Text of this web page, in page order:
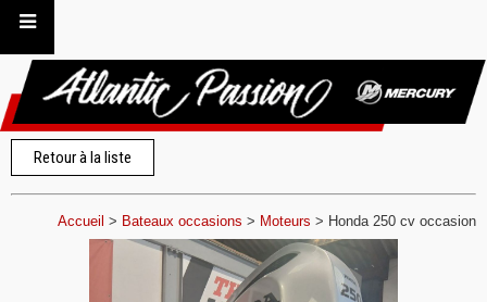
Retour à la liste
Accueil > Bateaux occasions > Moteurs > Honda 250 cv occasion